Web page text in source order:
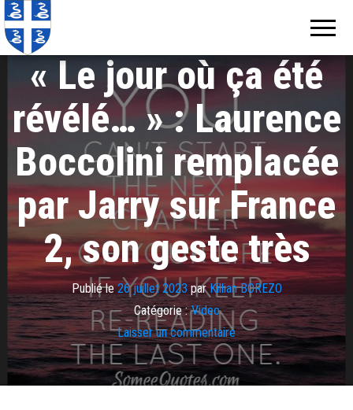
« Le jour où ça été
révélé… » : Laurence
Boccolini remplacée
par Jarry sur France
2, son geste très
Publié le26 juillet 2023parKillian BOREZO
Catégorie : Video
Laisser un commentaire